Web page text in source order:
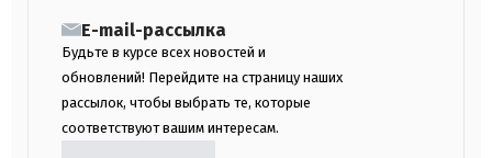
E-mail-рассылка
Будьте в курсе всех новостей и
обновлений! Перейдите на страницу наших
рассылок, чтобы выбрать те, которые
соответствуют вашим интересам.